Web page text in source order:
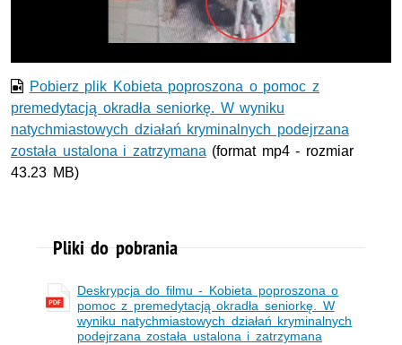
wideo
Pobierz plik Kobieta poproszona o pomoc z
premedytacją okradła seniorkę. W wyniku
natychmiastowych działań kryminalnych podejrzana
została ustalona i zatrzymana(format mp4 - rozmiar
43.23 MB)
Pliki do pobrania
Deskrypcja do filmu - Kobieta poproszona o
pomoc z premedytacją okradła seniorkę. W
wyniku natychmiastowych działań kryminalnych
podejrzana została ustalona i zatrzymana